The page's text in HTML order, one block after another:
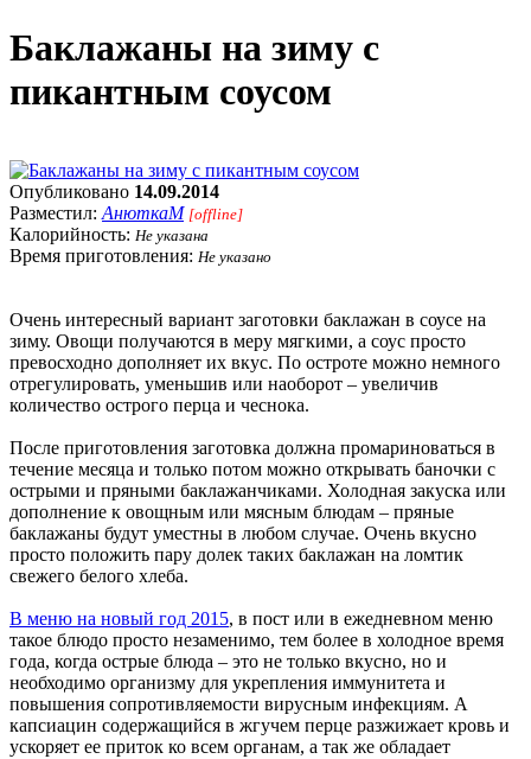
Баклажаны на зиму с
пикантным соусом
Опубликовано 14.09.2014
Разместил: АнюткаM [offline]
Калорийность: Не указана
Время приготовления: Не указано
Очень интересный вариант заготовки баклажан в соусе на
зиму. Овощи получаются в меру мягкими, а соус просто
превосходно дополняет их вкус. По остроте можно немного
отрегулировать, уменьшив или наоборот – увеличив
количество острого перца и чеснока.
После приготовления заготовка должна промариноваться в
течение месяца и только потом можно открывать баночки с
острыми и пряными баклажанчиками. Холодная закуска или
дополнение к овощным или мясным блюдам – пряные
баклажаны будут уместны в любом случае. Очень вкусно
просто положить пару долек таких баклажан на ломтик
свежего белого хлеба.
В меню на новый год 2015, в пост или в ежедневном меню
такое блюдо просто незаменимо, тем более в холодное время
года, когда острые блюда – это не только вкусно, но и
необходимо организму для укрепления иммунитета и
повышения сопротивляемости вирусным инфекциям. А
капсиацин содержащийся в жгучем перце разжижает кровь и
ускоряет ее приток ко всем органам, а так же обладает